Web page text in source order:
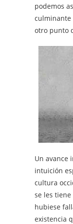
podemos
culminante
otro punto
Un avance
intuición
cultura
se les
hubiese
existencia